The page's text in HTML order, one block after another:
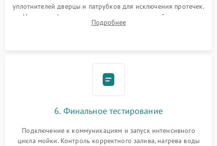
уплотнителей дверцы и патрубков для исключения протечек.
Надежная фиксация хомутов гидравлической системы,
сборка корпуса и установка датчика поплавка.
Подробнее
6. Финальное тестирование
Подключение к коммуникациям и запуск интенсивного
цикла мойки. Контроль корректного залива, нагрева воды